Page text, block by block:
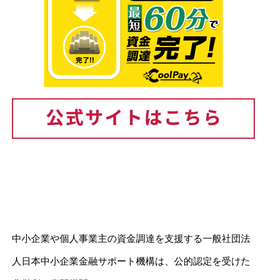
中小企業や個人事業主の資金調達を支援する一般社団法
人日本中小企業金融サポート機構は、公的認定を受けた